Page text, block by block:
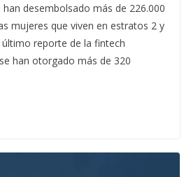
desembolsado más de 226.000
mujeres que viven en estratos 2 y
reporte de la fintech
han otorgado más de 320